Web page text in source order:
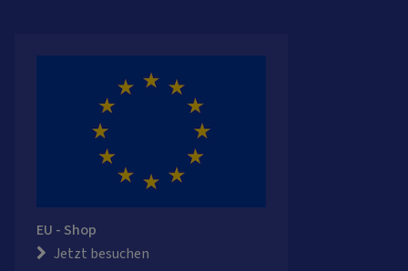
EU - Shop
Jetzt besuchen